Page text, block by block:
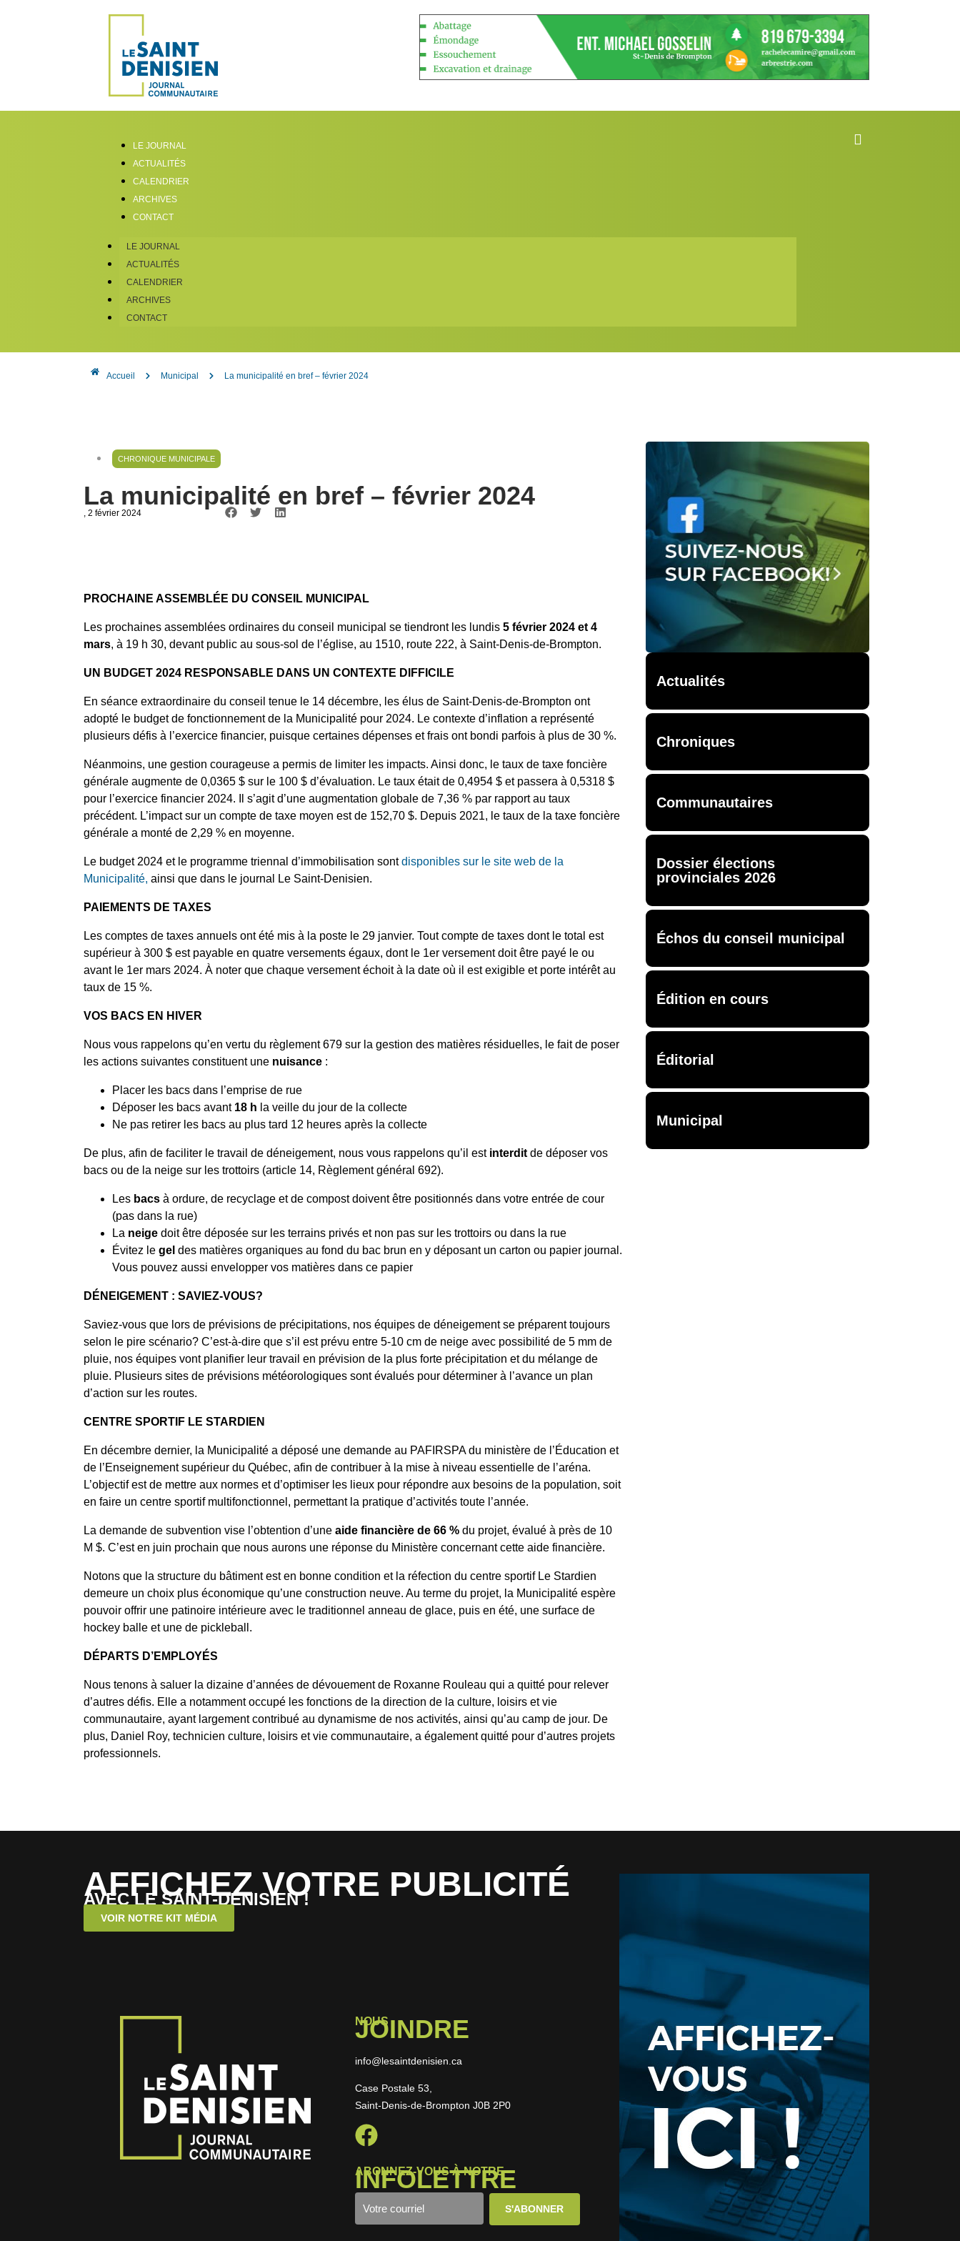
LE JOURNAL
ACTUALITÉS
CALENDRIER
ARCHIVES
CONTACT
LE JOURNAL
ACTUALITÉS
CALENDRIER
ARCHIVES
CONTACT
Accueil Municipal La municipalité en bref – février 2024
CHRONIQUE MUNICIPALE
La municipalité en bref – février 2024
, 2 février 2024
PROCHAINE ASSEMBLÉE DU CONSEIL MUNICIPAL
Les prochaines assemblées ordinaires du conseil municipal se tiendront les lundis 5 février 2024 et 4
mars, à 19 h 30, devant public au sous-sol de l’église, au 1510, route 222, à Saint-Denis-de-Brompton.
UN BUDGET 2024 RESPONSABLE DANS UN CONTEXTE DIFFICILE
En séance extraordinaire du conseil tenue le 14 décembre, les élus de Saint-Denis-de-Brompton ont
adopté le budget de fonctionnement de la Municipalité pour 2024. Le contexte d’inflation a représenté
plusieurs défis à l’exercice financier, puisque certaines dépenses et frais ont bondi parfois à plus de 30 %.
Néanmoins, une gestion courageuse a permis de limiter les impacts. Ainsi donc, le taux de taxe foncière
générale augmente de 0,0365 $ sur le 100 $ d’évaluation. Le taux était de 0,4954 $ et passera à 0,5318 $
pour l’exercice financier 2024. Il s’agit d’une augmentation globale de 7,36 % par rapport au taux
précédent. L’impact sur un compte de taxe moyen est de 152,70 $. Depuis 2021, le taux de la taxe foncière
générale a monté de 2,29 % en moyenne.
Le budget 2024 et le programme triennal d’immobilisation sontdisponibles sur le site web de la
Municipalité, ainsi que dans le journal Le Saint-Denisien.
PAIEMENTS DE TAXES
Les comptes de taxes annuels ont été mis à la poste le 29 janvier. Tout compte de taxes dont le total est
supérieur à 300 $ est payable en quatre versements égaux, dont le 1er versement doit être payé le ou
avant le 1er mars 2024. À noter que chaque versement échoit à la date où il est exigible et porte intérêt au
taux de 15 %.
VOS BACS EN HIVER
Nous vous rappelons qu’en vertu du règlement 679 sur la gestion des matières résiduelles, le fait de poser
les actions suivantes constituent une nuisance :
Placer les bacs dans l’emprise de rue
Déposer les bacs avant 18 h la veille du jour de la collecte
Ne pas retirer les bacs au plus tard 12 heures après la collecte
De plus, afin de faciliter le travail de déneigement, nous vous rappelons qu’il est interdit de déposer vos
bacs ou de la neige sur les trottoirs (article 14, Règlement général 692).
Les bacs à ordure, de recyclage et de compost doivent être positionnés dans votre entrée de cour
(pas dans la rue)
La neige doit être déposée sur les terrains privés et non pas sur les trottoirs ou dans la rue
Évitez le gel des matières organiques au fond du bac brun en y déposant un carton ou papier journal.
Vous pouvez aussi envelopper vos matières dans ce papier
DÉNEIGEMENT : SAVIEZ-VOUS?
Saviez-vous que lors de prévisions de précipitations, nos équipes de déneigement se préparent toujours
selon le pire scénario? C’est-à-dire que s’il est prévu entre 5-10 cm de neige avec possibilité de 5 mm de
pluie, nos équipes vont planifier leur travail en prévision de la plus forte précipitation et du mélange de
pluie. Plusieurs sites de prévisions météorologiques sont évalués pour déterminer à l’avance un plan
d’action sur les routes.
CENTRE SPORTIF LE STARDIEN
En décembre dernier, la Municipalité a déposé une demande au PAFIRSPA du ministère de l’Éducation et
de l’Enseignement supérieur du Québec, afin de contribuer à la mise à niveau essentielle de l’aréna.
L’objectif est de mettre aux normes et d’optimiser les lieux pour répondre aux besoins de la population, soit
en faire un centre sportif multifonctionnel, permettant la pratique d’activités toute l’année.
La demande de subvention vise l’obtention d’une aide financière de 66 % du projet, évalué à près de 10
M $. C’est en juin prochain que nous aurons une réponse du Ministère concernant cette aide financière.
Notons que la structure du bâtiment est en bonne condition et la réfection du centre sportif Le Stardien
demeure un choix plus économique qu’une construction neuve. Au terme du projet, la Municipalité espère
pouvoir offrir une patinoire intérieure avec le traditionnel anneau de glace, puis en été, une surface de
hockey balle et une de pickleball.
DÉPARTS D’EMPLOYÉS
Nous tenons à saluer la dizaine d’années de dévouement de Roxanne Rouleau qui a quitté pour relever
d’autres défis. Elle a notamment occupé les fonctions de la direction de la culture, loisirs et vie
communautaire, ayant largement contribué au dynamisme de nos activités, ainsi qu’au camp de jour. De
plus, Daniel Roy, technicien culture, loisirs et vie communautaire, a également quitté pour d’autres projets
professionnels.
Actualités
Chroniques
Communautaires
Dossier élections
provinciales 2026
Échos du conseil municipal
Édition en cours
Éditorial
Municipal
AFFICHEZ VOTRE PUBLICITÉ
AVEC LE SAINT-DENISIEN !
VOIR NOTRE KIT MÉDIA
NOUS
JOINDRE
info@lesaintdenisien.ca
Case Postale 53,
Saint-Denis-de-Brompton J0B 2P0
ABONNEZ-VOUS À NOTRE
INFOLETTRE